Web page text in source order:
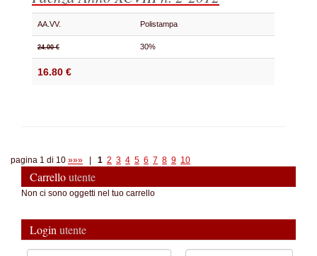
AA.VV. Polistampa
24.00 € 30%
16.80 €
pagina 1 di 10 »»» 1 2 3 4 5 6 7 8 9 10
Carrelloutente
Non ci sono oggetti nel tuo carrello
Login utente